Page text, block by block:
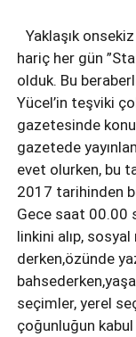
Yaklaşık
hariç her gün
olduk. Bu
Yücel’in teşviki
gazetesinde
gazetede
evet olurken, bu
2017 tarihinden
Gece saat 00.00
linkini alıp,
derken,özünde
seçimler, yerel
çoğunluğun